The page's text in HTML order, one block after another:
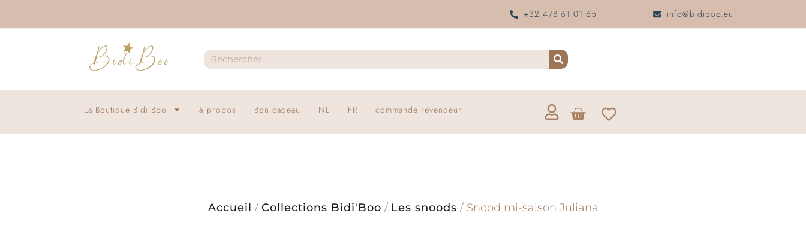
+32 478 61 01 65 info@bidiboo.eu
La Boutique Bidi’Boo à propos Bon cadeau NL FR commande revendeur
Accueil / Collections Bidi'Boo / Les snoods / Snood mi-saison Juliana